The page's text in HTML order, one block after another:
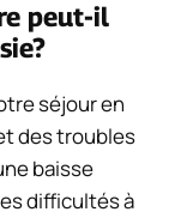
peut-il
séjour en
des troubles
baisse
difficultés à